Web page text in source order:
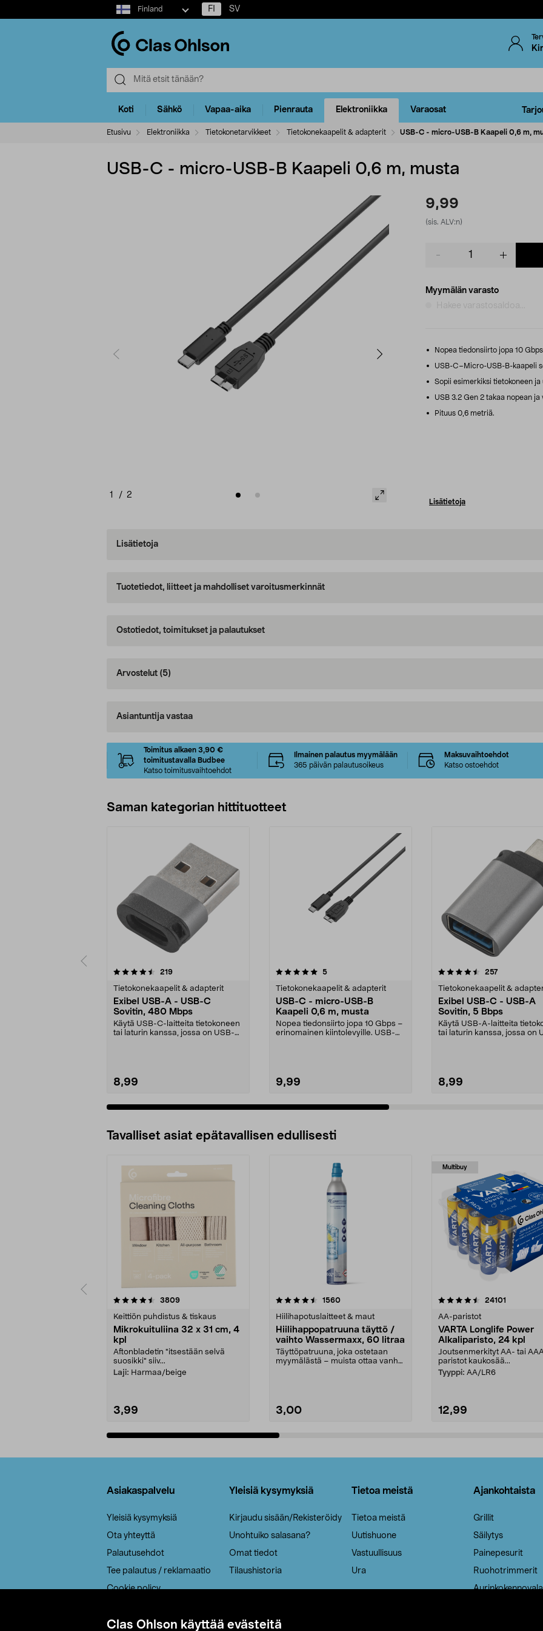
Clas Ohlson käyttää evästeitä
Select
market
Finland FI SV
Koti Sähkö Vapaa-aika Pienrauta Elektroniikka Varaosat
Etusivu Elektroniikka Tietokonetarvikkeet Tietokonekaapelit & adapterit USB-C - micro-USB-B Kaapeli 0,6 m,
USB-C - micro-USB-B Kaapeli 0,6 m, musta
1 / 2
9,99
(sis. ALV:n)
Myymälän varasto
Hakee varastosaldoa...
Nopea tiedonsiirto jopa 10
USB-C–Micro-USB-B-kaapeli
Sopii esimerkiksi tietokoneen
USB 3.2 Gen 2 takaa nopean
Pituus 0,6 metriä.
Lisätietoja
Lisätietoja
Tuotetiedot, liitteet ja mahdolliset varoitusmerkinnät
Ostotiedot, toimitukset ja palautukset
Arvostelut (5)
Asiantuntija vastaa
Toimitus alkaen 3,90 €
toimitustavalla Budbee
Katso toimitusvaihtoehdot
Ilmainen palautus myymälään
365 päivän palautusoikeus
Maksuvaihtoehdot
Katso ostoehdot
Saman kategorian hittituotteet
219arvostelut
Tietokonekaapelit & adapterit
Exibel USB-A - USB-C
Sovitin, 480 Mbps
Käytä USB-C-laitteita tietokoneen
tai laturin kanssa, jossa on USB-
8,99
5.0 viidestä
5arvostelut
Tietokonekaapelit & adapterit
USB-C - micro-USB-B
Kaapeli 0,6 m, musta
Nopea tiedonsiirto jopa 10 Gbps –
erinomainen kiintolevyille. USB-
9,99
4.5 viidestä
257arvostelut
Tietokonekaapelit &
Exibel USB-C - USB-A
Sovitin, 5 Bbps
Käytä USB-A-laitteita
tai laturin kanssa, jossa on
8,99
4.5 viidestä
Tavalliset asiat epätavallisen edullisesti
3809arvostelut
Keittiön puhdistus & tiskaus
Mikrokuituliina 32 x 31 cm, 4
kpl
Aftonbladetin "itsestään selvä
suosikki" siiv...
Laji: Harmaa/beige
3,99
4.5viidestä
1560arvostelut
Hiilihapotuslaitteet & maut
Hiilihappopatruuna täyttö /
vaihto Wassermaxx, 60 litraa
Täyttöpatruuna, joka ostetaan
myymälästä – muista ottaa vanha
3,00
Multibuy
4.5viidestä
24101
AA-paristot
VARTA Longlife Power
Alkaliparisto, 24 kpl
Joutsenmerkityt AA- tai
paristot kaukosää...
Tyyppi: AA/LR6
12,99
4.5viidestä
Asiakaspalvelu
Yleisiä kysymyksiä
Ota yhteyttä
Palautusehdot
Tee palautus / reklamaatio
Cookie policy
Saavutettavuus
Yleisiä kysymyksiä
Kirjaudu sisään/Rekisteröidy
Unohtuiko salasana?
Omat tiedot
Tilaushistoria
Tietoa meistä
Tietoa meistä
Uutishuone
Vastuullisuus
Ura
Ajankohtaista
Grillit
Säilytys
Painepesurit
Ruohotrimmerit